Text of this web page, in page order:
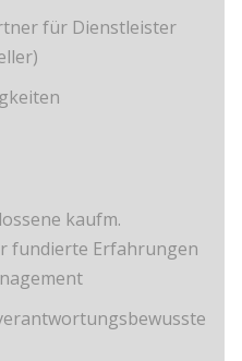
für Dienstleister
kaufm.
fundierte Erfahrungen